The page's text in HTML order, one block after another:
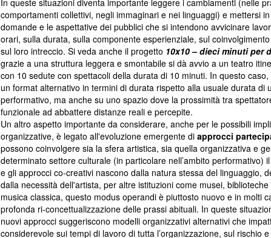
comportamenti collettivi, negli immaginari e nei linguaggi) e mettersi
domande e le aspettative dei pubblici che si intendono avvicinare
orari, sulla durata, sulla componente esperienziale, sul
sul loro intreccio. Si veda anche il progetto 10x10 – dieci minuti per
grazie a una struttura leggera e smontabile si dà avvio a un teatro
con 10 sedute con spettacoli della durata di 10 minuti. In questo
un format alternativo in termini di durata rispetto alla usuale durata di
performativo, ma anche su uno spazio dove la prossimità tra
funzionale ad abbattere distanze reali e percepite.
Un altro aspetto importante da considerare, anche per le possibili
organizzative, è legato all'evoluzione emergente di approcci
possono coinvolgere sia la sfera artistica, sia quella organizzativa e
determinato settore culturale (in particolare nell’ambito performativo)
e gli approcci co-creativi nascono dalla natura stessa del linguaggio,
dalla necessità dell'artista, per altre istituzioni come musei,
musica classica, questo modus operandi è piuttosto nuovo e in molti
profonda ri-concettualizzazione delle prassi abituali. In queste
nuovi approcci suggeriscono modelli organizzativi alternativi che
considerevole sui tempi di lavoro di tutta l’organizzazione, sul rischio